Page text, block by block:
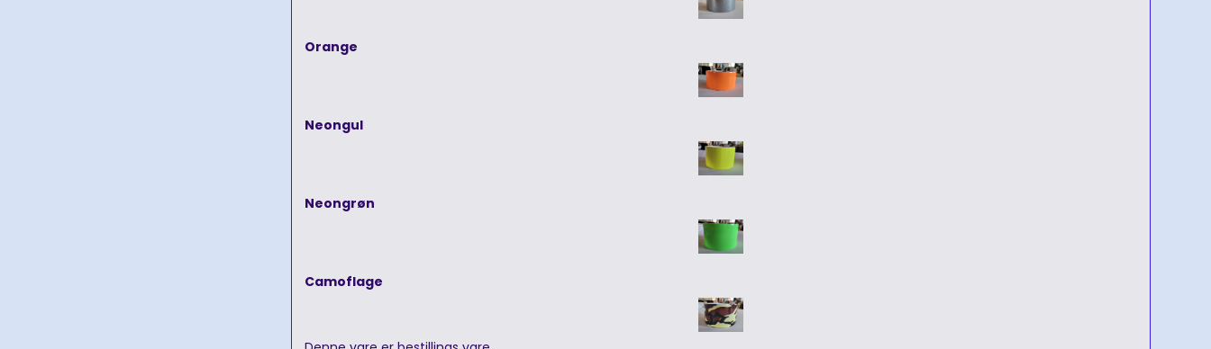
Orange
Neongul
Neongrøn
Camoflage